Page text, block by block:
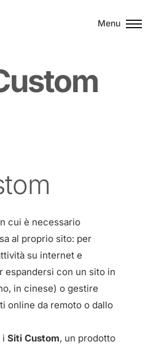
Menu
ustom
cui è necessario
al proprio sito: per
su internet e
espandersi con un sito in
in cinese) o gestire
online da remoto o dallo
i Siti Custom, un prodotto